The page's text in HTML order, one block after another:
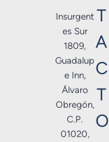
Insurgent
es Sur
1809,
Guadalup
e Inn,
Álvaro
Obregón,
C.P.
01020,
T
A
C
T
O